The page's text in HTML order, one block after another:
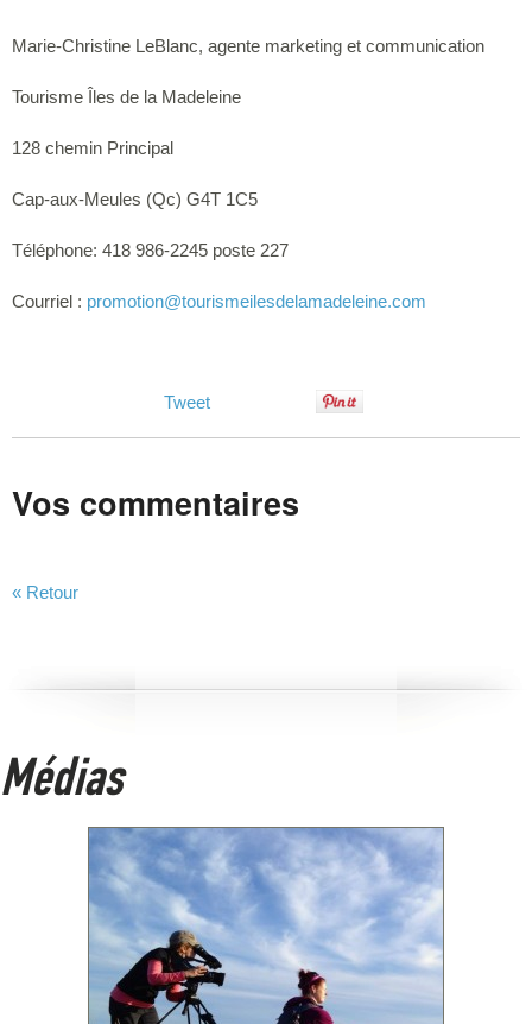
Marie-Christine LeBlanc, agente marketing et communication
Tourisme Îles de la Madeleine
128 chemin Principal
Cap-aux-Meules (Qc) G4T 1C5
Téléphone: 418 986-2245 poste 227
Courriel : promotion@tourismeilesdelamadeleine.com
Tweet
Vos commentaires
« Retour
Médias